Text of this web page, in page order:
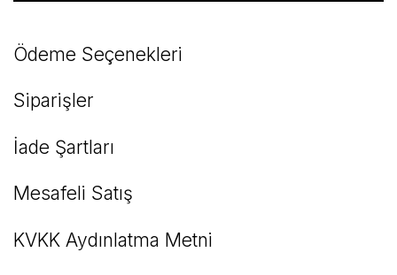
Ödeme Seçenekleri
Siparişler
İade Şartları
Mesafeli Satış
KVKK Aydınlatma Metni